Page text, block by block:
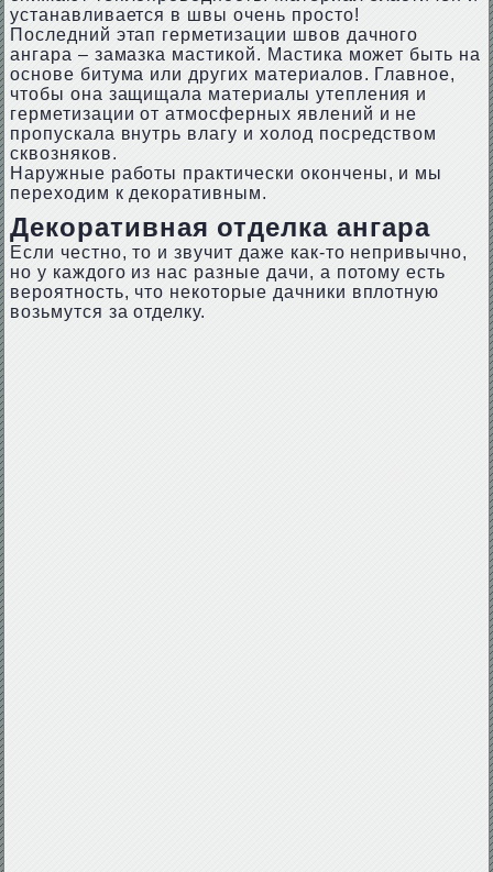
устанавливается в швы очень просто!
Последний этап герметизации швов дачного
ангара – замазка мастикой. Мастика может быть на
основе битума или других материалов. Главное,
чтобы она защищала материалы утепления и
герметизации от атмосферных явлений и не
пропускала внутрь влагу и холод посредством
сквозняков.
Наружные работы практически окончены, и мы
переходим к декоративным.
Декоративная отделка ангара
Если честно, то и звучит даже как-то непривычно,
но у каждого из нас разные дачи, а потому есть
вероятность, что некоторые дачники вплотную
возьмутся за отделку.